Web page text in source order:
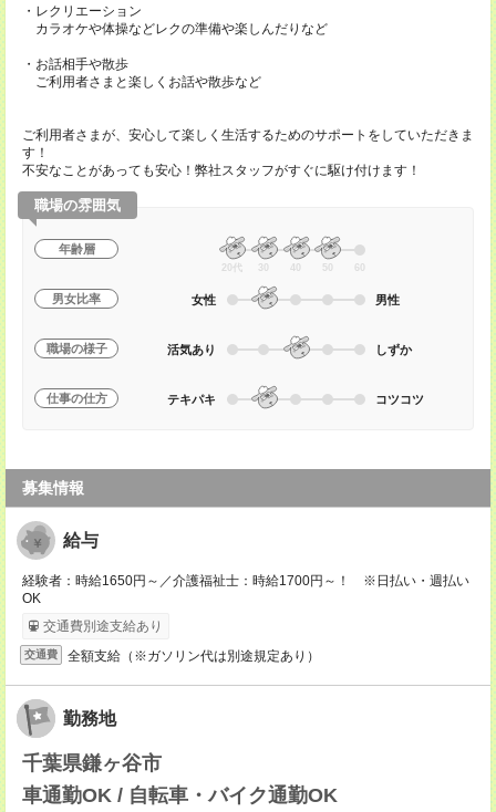
・レクリエーション
カラオケや体操などレクの準備や楽しんだりなど
・お話相手や散歩
ご利用者さまと楽しくお話や散歩など
ご利用者さまが、安心して楽しく生活するためのサポートをしていただきま
す！
不安なことがあっても安心！弊社スタッフがすぐに駆け付けます！
職場の雰囲気
年齢層
20代 30 40 50 60
男女比率 女性 男性
職場の様子 活気あり しずか
仕事の仕方 テキパキ コツコツ
募集情報
給与
経験者：時給1650円～／介護福祉士：時給1700円～！ ※日払い・週払い
OK
交通費別途支給あり
交通費 全額支給（※ガソリン代は別途規定あり）
勤務地
千葉県鎌ヶ谷市
車通勤OK / 自転車・バイク通勤OK